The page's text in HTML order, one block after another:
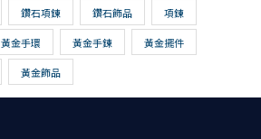
鑽石項鍊 鑽石飾品 項鍊
黃金手環 黃金手鍊 黃金擺件
黃金飾品